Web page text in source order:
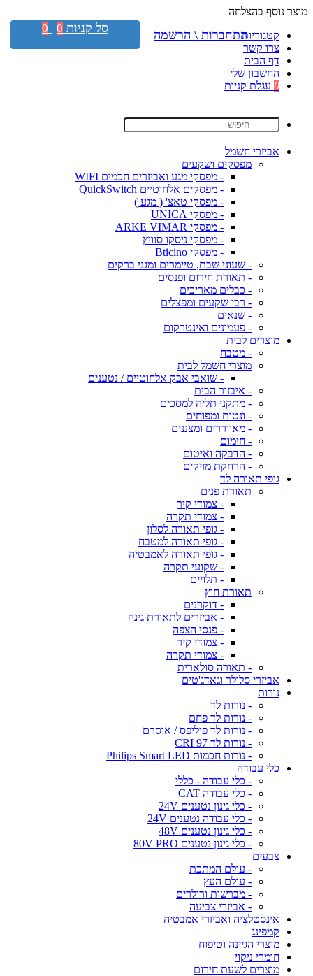
מוצר נוסף בהצלחה
קטגוריות
צרו קשר
דף הבית
החשבון שלי
0 עגלת קניות
אביזרי חשמל
מפסקים ושקעים
- מפסקי מגע ואביזרים חכמים WIFI
- מפסקים אלחוטיים QuickSwitch
- מפסקי טאצ' ( מגע )
- מפסקי UNICA
- מפסקי ARKE VIMAR
- מפסקי ניסקו סוויץ
- מפסקי Bticino
- שעוני שבת, טיימרים ומגני ברקים
- תאורת חירום ופנסים
- כבלים מאריכים
- רבי שקעים ומפצלים
- שנאים
- פעמונים ואינטרקום
מוצרים לבית
- מטבח
מוצרי חשמל לבית
- שואבי אבק אלחוטיים / נטענים
- איבזור הבית
- מתקני תליה למסכים
- ונטות ומפוחים
- מאווררים ומצננים
- חימום
- הדבקה ואיטום
- הרחקת מזיקים
גופי תאורה לד
תאורת פנים
- צמודי קיר
- צמודי תקרה
- גופי תאורה לסלון
- גופי תאורה למטבח
- גופי תאורה לאמבטיה
- שקועי תקרה
- תלויים
תאורת חוץ
- דוקרנים
- אביזרים לתאורת גינה
- פנסי הצפה
- צמודי קיר
- צמודי תקרה
- תאורה סולארית
אביזרי סלולר וגאדג'טים
נורות
- נורות לד
- נורות לד פחם
- נורות לד פיליפס / אוסרם
- נורות לד CRI 97
- נורות חכמות Philips Smart LED
כלי עבודה
- כלי עבודה - כללי
- כלי עבודה CAT
- כלי גינון נטענים 24V
- כלי עבודה נטענים 24V
- כלי גינון נטענים 48V
- כלי גינון נטענים 80V PRO
צבעים
- עולם המתכת
- עולם העץ
- מברשות ורולרים
- אביזרי צביעה
אינסטלציה ואביזרי אמבטיה
קמפינג
מוצרי הגיינה וטיפוח
חומרי ניקוי
מוצרים לשעת חירום
התחברות \ הרשמה סל קניות 0
0